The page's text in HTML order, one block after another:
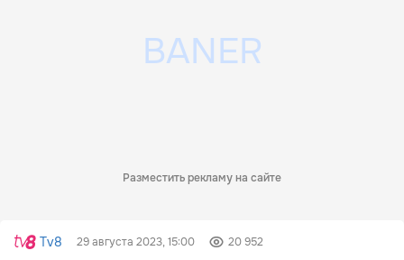
Разместить рекламу на сайте
Tv8 29 августа 2023, 15:00 20 952